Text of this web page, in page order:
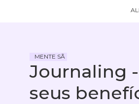
MENTE SÃ
Journaling
seus